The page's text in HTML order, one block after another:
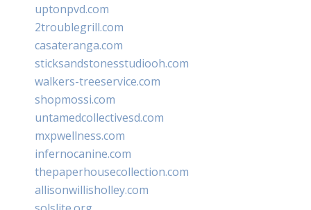
uptonpvd.com
2troublegrill.com
casateranga.com
sticksandstonesstudiooh.com
walkers-treeservice.com
shopmossi.com
untamedcollectivesd.com
mxpwellness.com
infernocanine.com
thepaperhousecollection.com
allisonwillisholley.com